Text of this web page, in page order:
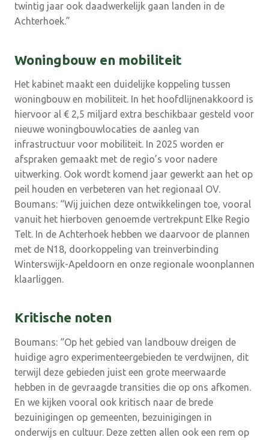
twintig jaar ook daadwerkelijk gaan landen in de
Achterhoek.”
Woningbouw en mobiliteit
Het kabinet maakt een duidelijke koppeling tussen
woningbouw en mobiliteit. In het hoofdlĳnenakkoord is
hiervoor al € 2,5 miljard extra beschikbaar gesteld voor
nieuwe woningbouwlocaties de aanleg van
infrastructuur voor mobiliteit. In 2025 worden er
afspraken gemaakt met de regio’s voor nadere
uitwerking. Ook wordt komend jaar gewerkt aan het op
peil houden en verbeteren van het regionaal OV.
Boumans: “Wij juichen deze ontwikkelingen toe, vooral
vanuit het hierboven genoemde vertrekpunt Elke Regio
Telt. In de Achterhoek hebben we daarvoor de plannen
met de N18, doorkoppeling van treinverbinding
Winterswijk-Apeldoorn en onze regionale woonplannen
klaarliggen.
Kritische noten
Boumans: “Op het gebied van landbouw dreigen de
huidige agro experimenteergebieden te verdwijnen, dit
terwijl deze gebieden juist een grote meerwaarde
hebben in de gevraagde transities die op ons afkomen.
En we kijken vooral ook kritisch naar de brede
bezuinigingen op gemeenten, bezuinigingen in
onderwijs en cultuur. Deze zetten allen ook een rem op